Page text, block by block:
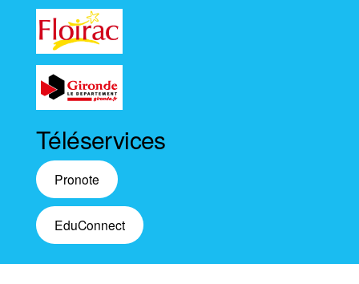
Téléservices
Pronote
EduConnect